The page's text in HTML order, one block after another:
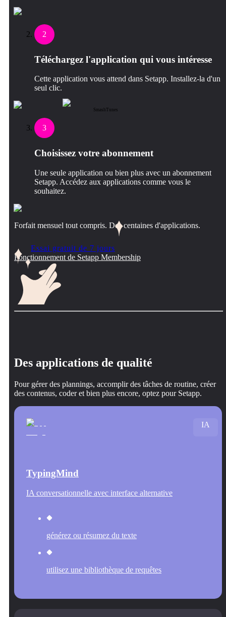
2
Téléchargez l'application qui vous intéresse
Cette application vous attend dans Setapp. Installez-la d'un
seul clic.
SmashTunes
3
Choisissez votre abonnement
Une seule application ou bien plus avec un abonnement
Setapp. Accédez aux applications comme vous le
souhaitez.
Forfait mensuel tout compris. Des centaines d'applications.
Essai gratuit de 7 jours
Fonctionnement de Setapp Membership
Des applications de qualité
Pour gérer des plannings, accomplir des tâches de routine, créer
des contenus, coder et bien plus encore, optez pour Setapp.
TypingMind
IA conversationnelle avec interface alternative
générez ou résumez du texte
utilisez une bibliothèque de requêtes
IA